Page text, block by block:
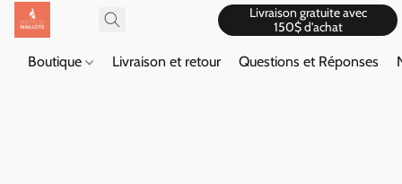
Livraison gratuite avec
150$ d'achat
Boutique Livraison et retour Questions et Réponses